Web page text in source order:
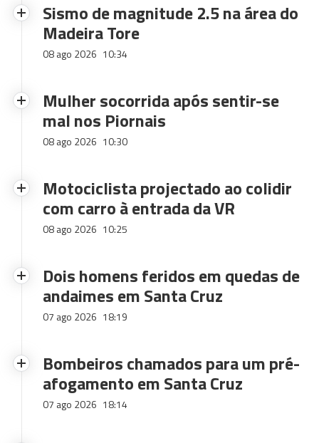
Sismo de magnitude 2.5 na área do
Madeira Tore
08 ago 2026 10:34
Mulher socorrida após sentir-se
mal nos Piornais
08 ago 2026 10:30
Motociclista projectado ao colidir
com carro à entrada da VR
08 ago 2026 10:25
Dois homens feridos em quedas de
andaimes em Santa Cruz
07 ago 2026 18:19
Bombeiros chamados para um pré-
afogamento em Santa Cruz
07 ago 2026 18:14